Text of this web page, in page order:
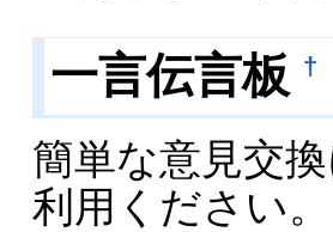
一言伝言板 †
簡単な意見交
利用ください。